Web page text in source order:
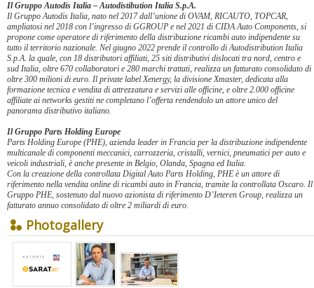
Il Gruppo Autodis Italia – Autodistibution Italia S.p.A.
Il Gruppo Autodis Italia, nato nel 2017 dall’unione di OVAM, RICAUTO, TOPCAR,
ampliatosi nel 2018 con l’ingresso di GGROUP e nel 2021 di CIDA Auto Components, si
propone come operatore di riferimento della distribuzione ricambi auto indipendente su
tutto il territorio nazionale. Nel giugno 2022 prende il controllo di Autodistribution Italia
S.p.A. la quale, con 18 distributori affiliati, 25 siti distributivi dislocati tra nord, centro e
sud Italia, oltre 670 collaboratori e 280 marchi trattati, realizza un fatturato consolidato di
oltre 300 milioni di euro. Il private label Xenergy, la divisione Xmaster, dedicata alla
formazione tecnica e vendita di attrezzatura e servizi alle officine, e oltre 2.000 officine
affiliate ai networks gestiti ne completano l’offerta rendendolo un attore unico del
panorama distributivo italiano.
Il Gruppo Parts Holding Europe
Parts Holding Europe (PHE), azienda leader in Francia per la distribuzione indipendente
multicanale di componenti meccanici, carrozzeria, cristalli, vernici, pneumatici per auto e
veicoli industriali, è anche presente in Belgio, Olanda, Spagna ed Italia.
Con la creazione della controllata Digital Auto Parts Holding, PHE è un attore di
riferimento nella vendita online di ricambi auto in Francia, tramite la controllata Oscaro. Il
Gruppo PHE, sostenuto dal nuovo azionista di riferimento D’Ieteren Group, realizza un
fatturato annuo consolidato di oltre 2 miliardi di euro.
Photogallery